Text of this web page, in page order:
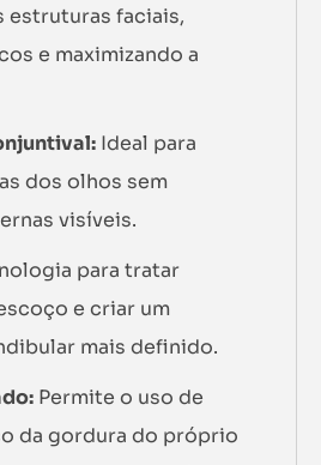
estruturas faciais,
e maximizando a
Ideal para
dos olhos sem
visíveis.
para tratar
e criar um
mais definido.
Permite o uso de
da gordura do próprio